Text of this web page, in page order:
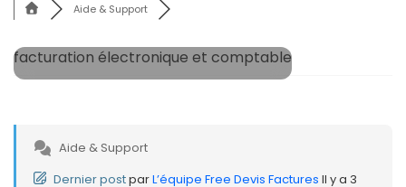
Aide & Support
facturation électronique et comptable
Aide & Support
Dernier postparL’équipe Free Devis Factures Il y a 3